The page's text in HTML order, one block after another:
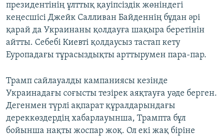
президентінің ұлттық қауіпсіздік жөніндегі
кеңесшісі Джейк Салливан Байденнің бұдан әрі
қарай да Украинаны қолдауға шақыра беретінін
айтты. Себебі Киевті қолдаусыз тастап кету
Еуропадағы тұрасыздықты арттырумен пара-пар.
Трамп сайлауалды кампаниясы кезінде
Украинадағы соғысты тезірек аяқтауға уәде берген.
Дегенмен түрлі ақпарат құралдарындағы
дереккөздердің хабарлауынша, Трампта бұл
бойынша нақты жоспар жоқ. Ол екі жақ біріне